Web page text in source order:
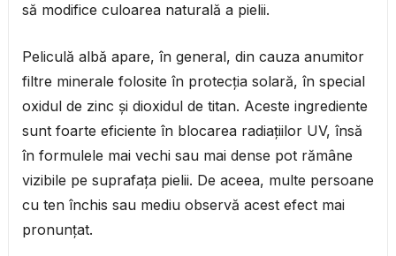
să modifice culoarea naturală a pielii.
Peliculă albă apare, în general, din cauza anumitor
filtre minerale folosite în protecția solară, în special
oxidul de zinc și dioxidul de titan. Aceste ingrediente
sunt foarte eficiente în blocarea radiațiilor UV, însă
în formulele mai vechi sau mai dense pot rămâne
vizibile pe suprafața pielii. De aceea, multe persoane
cu ten închis sau mediu observă acest efect mai
pronunțat.